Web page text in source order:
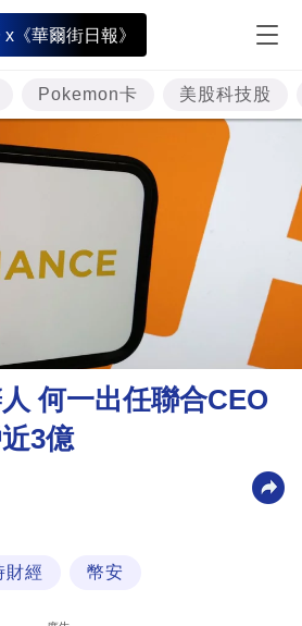
x《華爾街日報》
Pokemon卡 美股科技股
何一出任聯合CEO
3億
財經 幣安